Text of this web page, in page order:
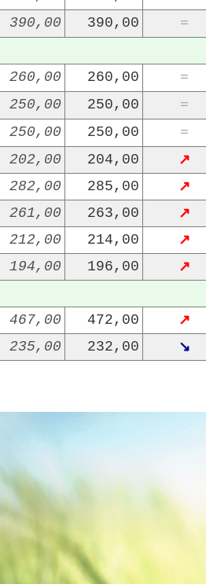
390,00 390,00
=
260,00 260,00
=
250,00 250,00
=
250,00 250,00
=
202,00 204,00
↗
282,00 285,00
↗
261,00 263,00
↗
212,00 214,00
↗
194,00 196,00
↗
467,00 472,00
↗
235,00 232,00 ↘